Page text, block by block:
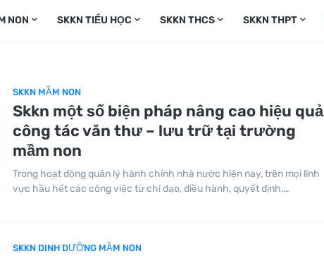
NON SKKN TIỂU HỌC SKKN THCS SKKN THPT
SKKN MẦM NON
Skkn một số biện pháp nâng cao hiệu quả
công tác văn thư – lưu trữ tại trường
mầm non
Trong hoạt động quản lý hành chính nhà nước hiện nay, trên mọi lĩnh
vực hầu hết các công việc từ chỉ đạo, điều hành, quyết định,…
SKKN DINH DƯỠNG MẦM NON